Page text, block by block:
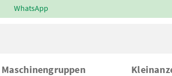
WhatsApp
Maschinengruppen